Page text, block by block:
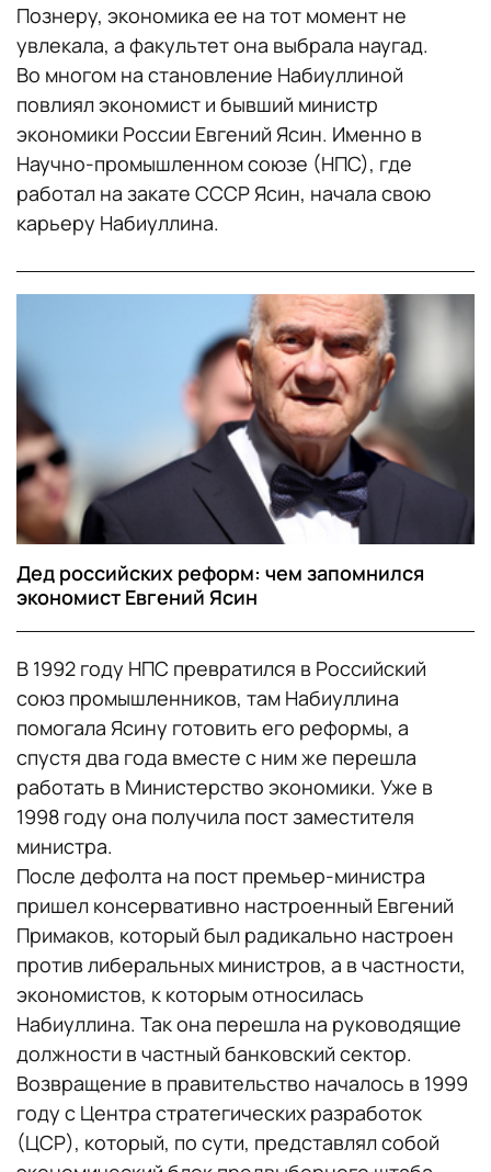
Познеру, экономика ее на тот момент не
увлекала, а факультет она выбрала наугад.
Во многом на становление Набиуллиной
повлиял экономист и бывший министр
экономики России Евгений Ясин. Именно в
Научно-промышленном союзе (НПС), где
работал на закате СССР Ясин, начала свою
карьеру Набиуллина.
Дед российских реформ: чем запомнился
экономист Евгений Ясин
В 1992 году НПС превратился в Российский
союз промышленников, там Набиуллина
помогала Ясину готовить его реформы, а
спустя два года вместе с ним же перешла
работать в Министерство экономики. Уже в
1998 году она получила пост заместителя
министра.
После дефолта на пост премьер-министра
пришел консервативно настроенный Евгений
Примаков, который был радикально настроен
против либеральных министров, а в частности,
экономистов, к которым относилась
Набиуллина. Так она перешла на руководящие
должности в частный банковский сектор.
Возвращение в правительство началось в 1999
году с Центра стратегических разработок
(ЦСР), который, по сути, представлял собой